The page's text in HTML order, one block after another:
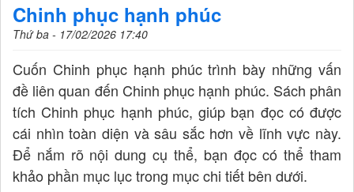
Chinh phục hạnh phúc
Thứ ba - 17/02/2026 17:40
Cuốn Chinh phục hạnh phúc trình bày những vấn
đề liên quan đến Chinh phục hạnh phúc. Sách phân
tích Chinh phục hạnh phúc, giúp bạn đọc có được
cái nhìn toàn diện và sâu sắc hơn về lĩnh vực này.
Để nắm rõ nội dung cụ thể, bạn đọc có thể tham
khảo phần mục lục trong mục chi tiết bên dưới.